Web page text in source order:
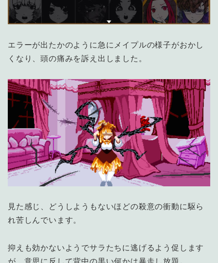
エラーが出たかのように急にメイプルの様子がおかし
くなり、頭の痛みを訴え出しました。
見た感じ、どうしようもないほどの殺意の衝動に駆ら
れ苦しんでいます。
抑えも効かないようでサラたちに逃げるよう促します